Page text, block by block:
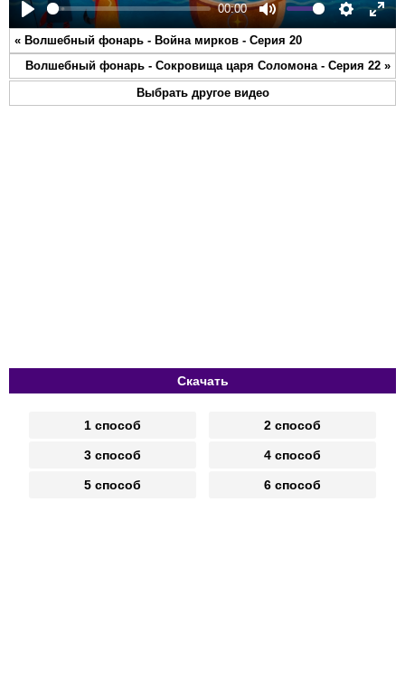
Play
00:00
Mute Settings
« Волшебный фонарь - Война мирков - Серия 20
Волшебный фонарь - Сокровища царя Соломона - Серия 22 »
Выбрать другое видео
Скачать
1 способ 2 способ
3 способ 4 способ
5 способ 6 способ